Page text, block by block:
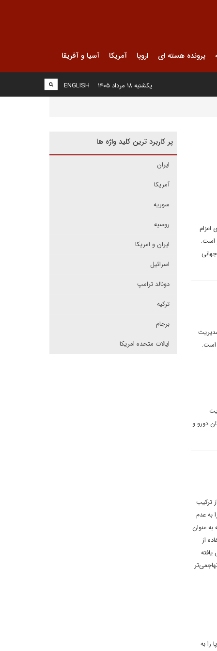
پرونده هسته ای اروپا آمریکا آسیا و آفریقا
ENGLISH یکشنبه ۱۸ مرداد ۱۴۰۵
اعزام
است.
است.
دورو و
ترکیب
را به عدم
عنوان
از
را به
پر کاربرد ترین کلید واژه ها
ایران
آمریکا
سوریه
روسیه
ایران و امریکا
اسرائیل
دونالد ترامپ
ترکیه
برجام
ایالات متحده امریکا